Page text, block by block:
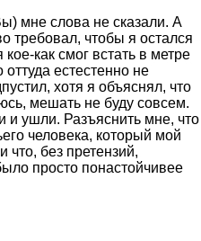
мне слова не сказали. А
требовал, чтобы я остался
как смог встать в метре
оттуда естестенно не
хотя я объяснял, что
мешать не буду совсем.
ушли. Разъяснить мне, что
человека, который мой
что, без претензий,
просто понастойчивее